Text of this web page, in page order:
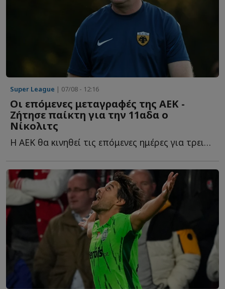
Super League | 07/08 - 12:16
Οι επόμενες μεταγραφές της ΑΕΚ -
Ζήτησε παίκτη για την 11αδα ο
Νίκολιτς
Η ΑΕΚ θα κινηθεί τις επόμενες ημέρες για τρεις ακόμα π...